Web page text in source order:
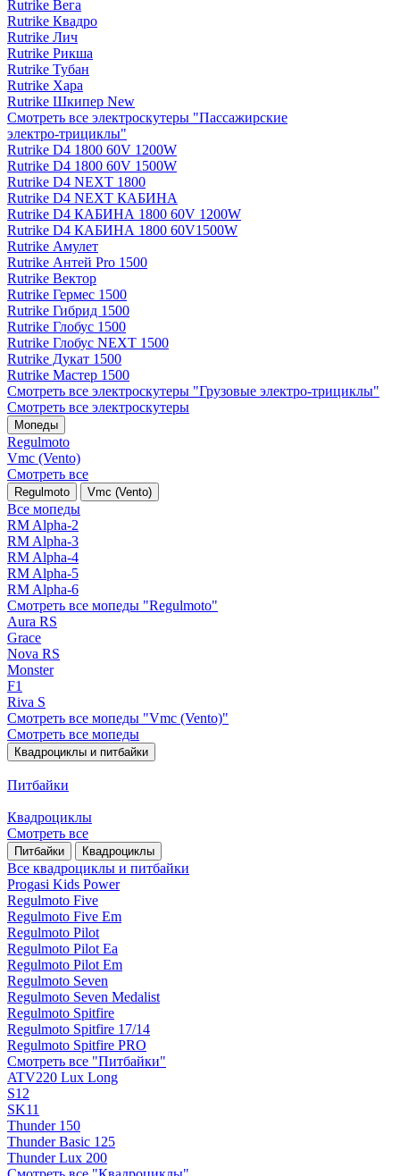
Rutrike Вега
Rutrike Квадро
Rutrike Лич
Rutrike Рикша
Rutrike Тубан
Rutrike Хара
Rutrike Шкипер New
Смотреть все электро­скутеры "Пассажирские
электро‑трициклы"
Rutrike D4 1800 60V 1200W
Rutrike D4 1800 60V 1500W
Rutrike D4 NEXT 1800
Rutrike D4 NEXT КАБИНА
Rutrike D4 КАБИНА 1800 60V 1200W
Rutrike D4 КАБИНА 1800 60V1500W
Rutrike Амулет
Rutrike Антей Pro 1500
Rutrike Вектор
Rutrike Гермес 1500
Rutrike Гибрид 1500
Rutrike Глобус 1500
Rutrike Глобус NEXT 1500
Rutrike Дукат 1500
Rutrike Мастер 1500
Смотреть все электро­скутеры "Грузовые электро‑трициклы"
Смотреть все электро­скутеры
Мопеды
Regulmoto
Vmc (Vento)
Смотреть все
Regulmoto Vmc (Vento)
Все мопеды
RM Alpha-2
RM Alpha-3
RM Alpha-4
RM Alpha-5
RM Alpha-6
Смотреть все мопеды "Regulmoto"
Aura RS
Grace
Nova RS
Monster
F1
Riva S
Смотреть все мопеды "Vmc (Vento)"
Смотреть все мопеды
Квадроциклы и питбайки
Питбайки
Квадроциклы
Смотреть все
Питбайки Квадроциклы
Все квадроциклы и питбайки
Progasi Kids Power
Regulmoto Five
Regulmoto Five Em
Regulmoto Pilot
Regulmoto Pilot Ea
Regulmoto Pilot Em
Regulmoto Seven
Regulmoto Seven Medalist
Regulmoto Spitfire
Regulmoto Spitfire 17/14
Regulmoto Spitfire PRO
Смотреть все "Питбайки"
ATV220 Lux Long
S12
SK11
Thunder 150
Thunder Basic 125
Thunder Lux 200